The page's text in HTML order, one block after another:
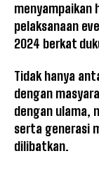
menyampaikan
pelaksanaan
2024 berkat
Tidak hanya
dengan
dengan ulama,
serta generasi
dilibatkan.